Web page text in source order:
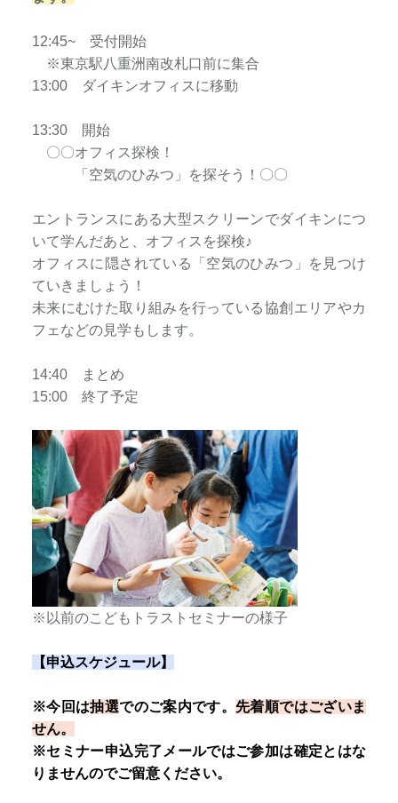
12:45~ 受付開始
※東京駅八重洲南改札口前に集合
13:00 ダイキンオフィスに移動
13:30 開始
〇〇オフィス探検！
「空気のひみつ」を探そう！〇〇
エントランスにある大型スクリーンでダイキンにつ
いて学んだあと、オフィスを探検♪
オフィスに隠されている「空気のひみつ」を見つけ
ていきましょう！
未来にむけた取り組みを行っている協創エリアやカ
フェなどの見学もします。
14:40 まとめ
15:00 終了予定
※以前のこどもトラストセミナーの様子
【申込スケジュール】
※今回は抽選でのご案内です。先着順ではございま
せん。
※セミナー申込完了メールではご参加は確定とはな
りませんのでご留意ください。